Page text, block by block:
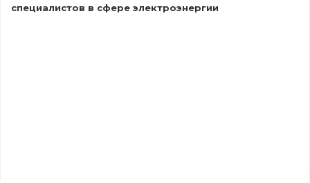
специалистов в сфере электроэнергии